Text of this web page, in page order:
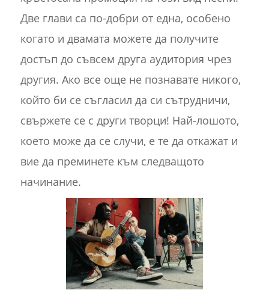
Две глави са по-добри от една, особено
когато и двамата можете да получите
достъп до съвсем друга аудитория чрез
другия. Ако все още не познавате никого,
който би се съгласил да си сътрудничи,
свържете се с други творци! Най-лошото,
което може да се случи, е те да откажат и
вие да преминете към следващото
начинание.